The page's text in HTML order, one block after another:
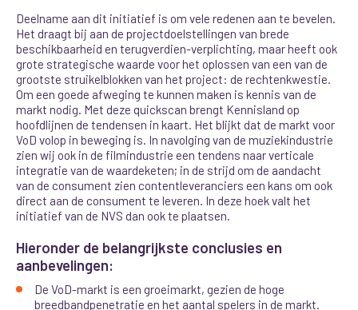
Deelname aan dit initiatief is om vele redenen aan te bevelen.
Het draagt bij aan de projectdoelstellingen van brede
beschikbaarheid en terugverdien-verplichting, maar heeft ook
grote strategische waarde voor het oplossen van een van de
grootste struikelblokken van het project: de rechtenkwestie.
Om een goede afweging te kunnen maken is kennis van de
markt nodig. Met deze quickscan brengt Kennisland op
hoofdlijnen de tendensen in kaart. Het blijkt dat de markt voor
VoD volop in beweging is. In navolging van de muziekindustrie
zien wij ook in de filmindustrie een tendens naar verticale
integratie van de waardeketen; in de strijd om de aandacht
van de consument zien contentleveranciers een kans om ook
direct aan de consument te leveren. In deze hoek valt het
initiatief van de NVS dan ook te plaatsen.
Hieronder de belangrijkste conclusies en
aanbevelingen:
De VoD-markt is een groeimarkt, gezien de hoge
breedbandpenetratie en het aantal spelers in de markt.